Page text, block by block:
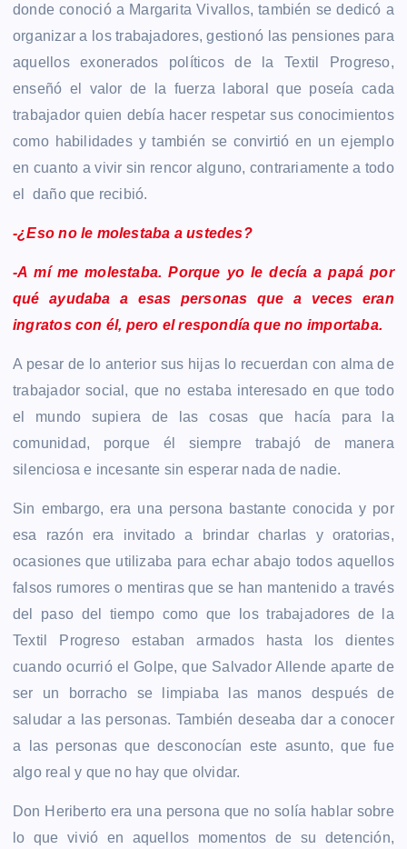
donde conoció a Margarita Vivallos, también se dedicó a
organizar a los trabajadores, gestionó las pensiones para
aquellos exonerados políticos de la Textil Progreso,
enseñó el valor de la fuerza laboral que poseía cada
trabajador quien debía hacer respetar sus conocimientos
como habilidades y también se convirtió en un ejemplo
en cuanto a vivir sin rencor alguno, contrariamente a todo
el daño que recibió.
-¿Eso no le molestaba a ustedes?
-A mí me molestaba. Porque yo le decía a papá por
qué ayudaba a esas personas que a veces eran
ingratos con él, pero el respondía que no importaba.
A pesar de lo anterior sus hijas lo recuerdan con alma de
trabajador social, que no estaba interesado en que todo
el mundo supiera de las cosas que hacía para la
comunidad, porque él siempre trabajó de manera
silenciosa e incesante sin esperar nada de nadie.
Sin embargo, era una persona bastante conocida y por
esa razón era invitado a brindar charlas y oratorias,
ocasiones que utilizaba para echar abajo todos aquellos
falsos rumores o mentiras que se han mantenido a través
del paso del tiempo como que los trabajadores de la
Textil Progreso estaban armados hasta los dientes
cuando ocurrió el Golpe, que Salvador Allende aparte de
ser un borracho se limpiaba las manos después de
saludar a las personas. También deseaba dar a conocer
a las personas que desconocían este asunto, que fue
algo real y que no hay que olvidar.
Don Heriberto era una persona que no solía hablar sobre
lo que vivió en aquellos momentos de su detención,